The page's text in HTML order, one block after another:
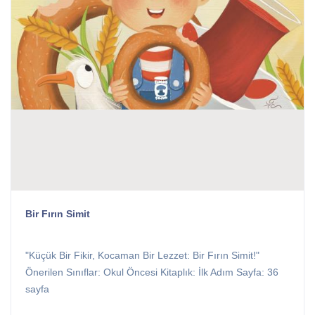
Bir Fırın Simit
"Küçük Bir Fikir, Kocaman Bir Lezzet: Bir Fırın Simit!"
Önerilen Sınıflar: Okul Öncesi Kitaplık: İlk Adım Sayfa: 36
sayfa